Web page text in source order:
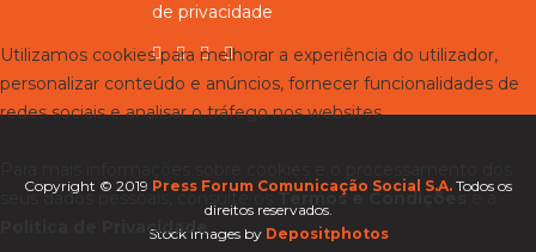
de privacidade
Copyright © 2019 Press Forum Comunicação Social S.A. Todos os
direitos reservados.
Stock images by Depositphotos
Utilizamos cookies para melhorar a experiência do utilizador,
personalizar conteúdo e anúncios, fornecer funcionalidades de
redes sociais e analisar o tráfego nos websites.
seus dados pessoais, consulte osTermos e Condiçõese a
Política de Privacidade.